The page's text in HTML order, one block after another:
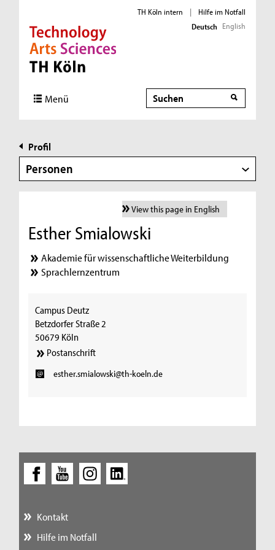
Direkt zur Hauptnavigation
Direkt zur Subnavigation
Direkt zum Inhalt
Direkt zum Fußbereich
TH Köln intern |
Hilfe im Notfall
Deutsch English
Menü Suche
Profil
Personen
View this page in English
Esther Smialowski
Akademie für wissenschaftliche Weiterbildung
Sprachlernzentrum
Campus Deutz
Betzdorfer Straße 2
50679 Köln
Postanschrift
esther.smialowski@th-koeln.de
Kontakt
Hilfe im Notfall